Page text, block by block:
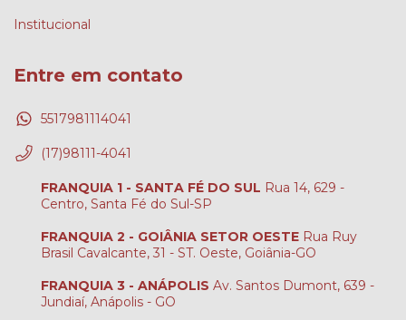
Institucional
Entre em contato
5517981114041
(17)98111-4041
FRANQUIA 1 - SANTA FÉ DO SUL Rua 14, 629 -
Centro, Santa Fé do Sul-SP
FRANQUIA 2 - GOIÂNIA SETOR OESTE Rua Ruy
Brasil Cavalcante, 31 - ST. Oeste, Goiânia-GO
FRANQUIA 3 - ANÁPOLIS Av. Santos Dumont, 639 -
Jundiaí, Anápolis - GO